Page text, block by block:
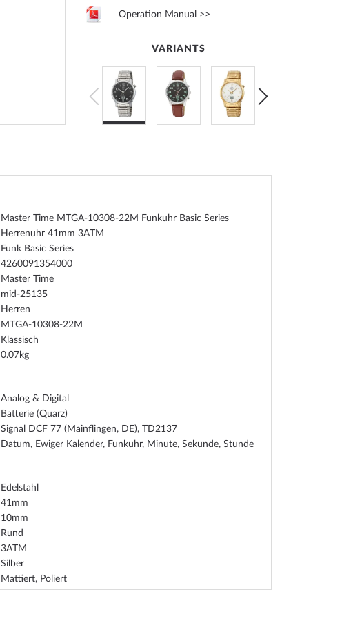
Operation Manual >>
VARIANTS
Master Time MTGA-10308-22M Funkuhr Basic Series
Herrenuhr 41mm 3ATM
Funk Basic Series
4260091354000
Master Time
mid-25135
Herren
MTGA-10308-22M
Klassisch
0.07
Analog & Digital
Batterie (Quarz)
Signal DCF 77 (Mainflingen, DE), TD2137
Datum, Ewiger Kalender, Funkuhr, Minute, Sekunde, Stunde
Edelstahl
41
10
Rund
3
Silber
Mattiert, Poliert